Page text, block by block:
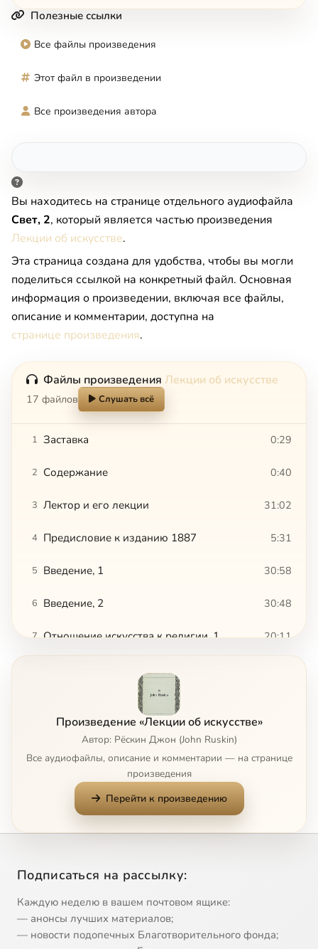
Полезные ссылки
Все файлы произведения
Этот файл в произведении
Все произведения автора
Вы находитесь на странице отдельного аудиофайла
Свет, 2, который является частью произведения
Лекции об искусстве.
Эта страница создана для удобства, чтобы вы могли
поделиться ссылкой на конкретный файл. Основная
информация о произведении, включая все файлы,
описание и комментарии, доступна на
странице произведения.
Файлы произведения Лекции об искусстве
17 файлов Слушать всё
1 Заставка 0:29
2 Содержание 0:40
3 Лектор и его лекции 31:02
4 Предисловие к изданию 1887 5:31
5 Введение, 1 30:58
6 Введение, 2 30:48
7 Отношение искусства к религии, 1 20:11
Отношение искусства к нравстенности, 1
Отношение искусства к нравстенности, 2
Отношение искусства к пользе, 1 27:07
Отношение искусства к пользе, 2
13 Линия, 1 23:13
15 Свет, 1
16 Свет, 2 29:47 Сейчас
Произведение «Лекции об искусстве»
Автор: Рёскин Джон (John Ruskin)
Все аудиофайлы, описание и комментарии — на странице
произведения
Перейти к произведению
Подписаться на рассылку:
Каждую неделю в вашем почтовом ящике:
— анонсы лучших материалов;
— новости подопечных Благотворительного фонда;